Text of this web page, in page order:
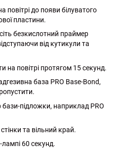
повітрі до появи білуватого
пластини.
безкислотний праймер
від кутикули та
на повітрі протягом 15 секунд.
база PRO Base-Bond,
бази-підложки, наприклад PRO
та вільний край.
60 секунд.